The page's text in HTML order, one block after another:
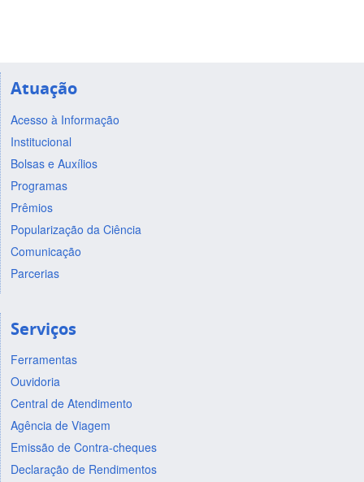
Atuação
Acesso à Informação
Institucional
Bolsas e Auxílios
Programas
Prêmios
Popularização da Ciência
Comunicação
Parcerias
Serviços
Ferramentas
Ouvidoria
Central de Atendimento
Agência de Viagem
Emissão de Contra-cheques
Declaração de Rendimentos